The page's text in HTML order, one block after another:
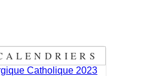
Catholique 2023